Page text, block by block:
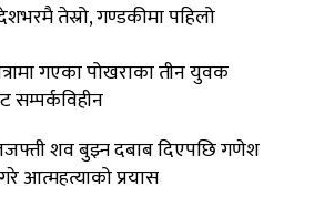
तेस्रो, गण्डकीमा पहिलो
गएका पोखराका तीन युवक
सम्पर्कविहीन
शव बुझ्न दबाब दिएपछि गणेश
आत्महत्याको प्रयास